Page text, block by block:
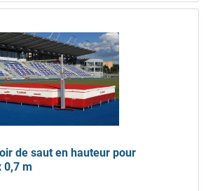
de saut en hauteur pour
0,7 m